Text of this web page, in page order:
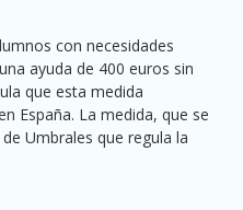
con necesidades
ayuda de 400 euros sin
que esta medida
España. La medida, que se
Umbrales que regula la